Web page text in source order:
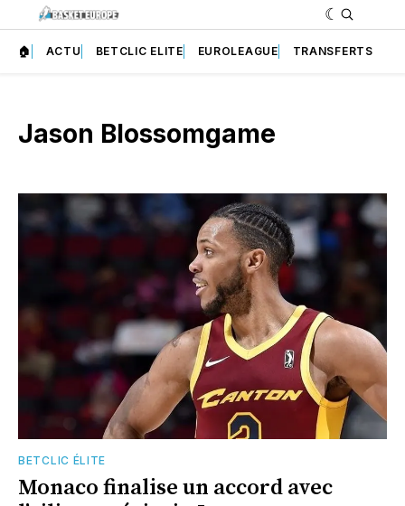
🏠 ACTU BETCLIC ELITE EUROLEAGUE TRANSFERTS
Jason Blossomgame
BETCLIC ÉLITE
Monaco finalise un accord avec